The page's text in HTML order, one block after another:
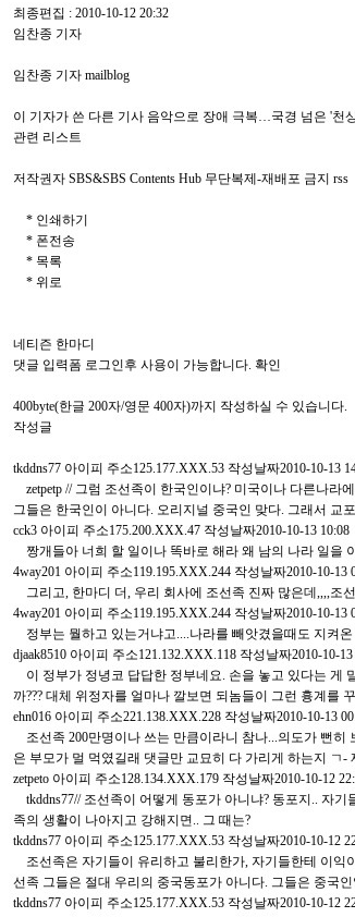
최종편집 : 2010-10-12 20:32
임찬종 기자
임찬종 기자 mailblog
이 기자가 쓴 다른 기사 음악으로 장애 극복…국경 넘은 '천
관련 리스트
저작권자 SBS&SBS Contents Hub 무단복제-재배포 금지 rss
* 인쇄하기
* 폰전송
* 목록
* 위로
네티즌 한마디
댓글 입력폼 로그인후 사용이 가능합니다. 확인
400byte(한글 200자/영문 400자)까지 작성하실 수 있습니다.
작성글
tkddns77 아이피 주소125.177.XXX.53 작성날짜2010-10-13
zetpetp // 그럼 조선족이 한국인이냐? 미국이나 다른나라
그들은 한국인이 아니다. 오리지널 중국인 맞다. 그래서 교
cck3 아이피 주소175.200.XXX.47 작성날짜2010-10-13 10:08
짱개들아 너희 할 일이나 똑바로 해라 왜 남의 나라 일을
4way201 아이피 주소119.195.XXX.244 작성날짜2010-10-13
그리고, 한마디 더, 우리 회사에 조선족 진짜 많은데,,,,조
4way201 아이피 주소119.195.XXX.244 작성날짜2010-10-13
정부는 뭘하고 있는거냐고....나라를 빼앗겼을때도 지켜온
djaak8510 아이피 주소121.132.XXX.118 작성날짜2010-10-13
이 정부가 정녕코 답답한 정부네요. 손을 놓고 있다는 게
까??? 대체 위정자를 얼마나 깔보면 되놈들이 그런 흉계를
ehn016 아이피 주소221.138.XXX.228 작성날짜2010-10-13
조선족 200만명이나 쓰는 만큼이라니 참나...의도가 뻔히
은 부모가 멀 먹였길래 댓글만 교묘히 다 가리게 하는지 ㄱ-
zetpeto 아이피 주소128.134.XXX.179 작성날짜2010-10-12
tkddns77// 조선족이 어떻게 동포가 아니냐? 동포지.. 자
족의 생활이 나아지고 강해지면.. 그 때는?
tkddns77 아이피 주소125.177.XXX.53 작성날짜2010-10-12
조선족은 자기들이 유리하고 불리한가, 자기들한테 이익
선족 그들은 절대 우리의 중국동포가 아니다. 그들은 중국
tkddns77 아이피 주소125.177.XXX.53 작성날짜2010-10-12